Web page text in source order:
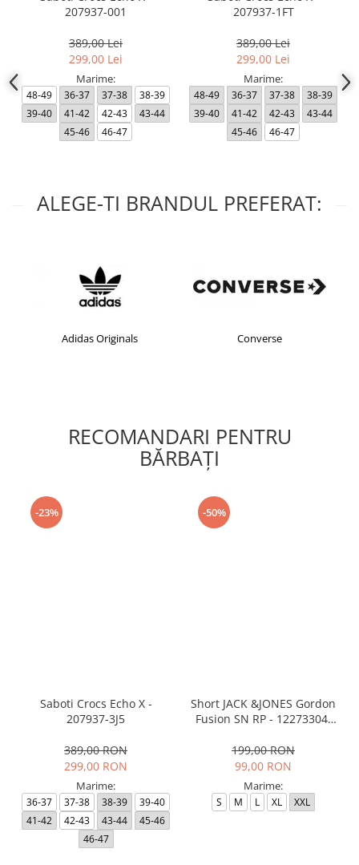
207937-001
389,00 Lei
299,00 Lei
Marime:
48-49 36-37 37-38
38-39
39-40
41-42 42-43
43-44
45-46
46-47
207937-1FT
389,00 Lei
299,00 Lei
Marime:
48-49 36-37 37-38
38-39
39-40
41-42 42-43
43-44
45-46
46-47
ALEGE-TI BRANDUL PREFERAT:
Adidas Originals Converse
RECOMANDARI PENTRU
BĂRBAŢI
-23%
Saboti Crocs Echo X -
207937-3J5
389,00 RON
299,00 RON
Marime:
36-37 37-38 38-39
39-40
41-42
42-43 43-44
45-46
46-47
-50%
Short JACK &JONES Gordon
Fusion SN RP - 12273304-
199,00 RON
99,00 RON
Marime:
S M L XL XXL